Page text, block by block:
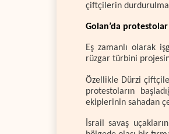
çiftçilerin
Golan’da
Eş zamanlı olarak
rüzgar türbini
Özellikle Dürzi
protestoların
ekiplerinin sahadan
İsrail savaş